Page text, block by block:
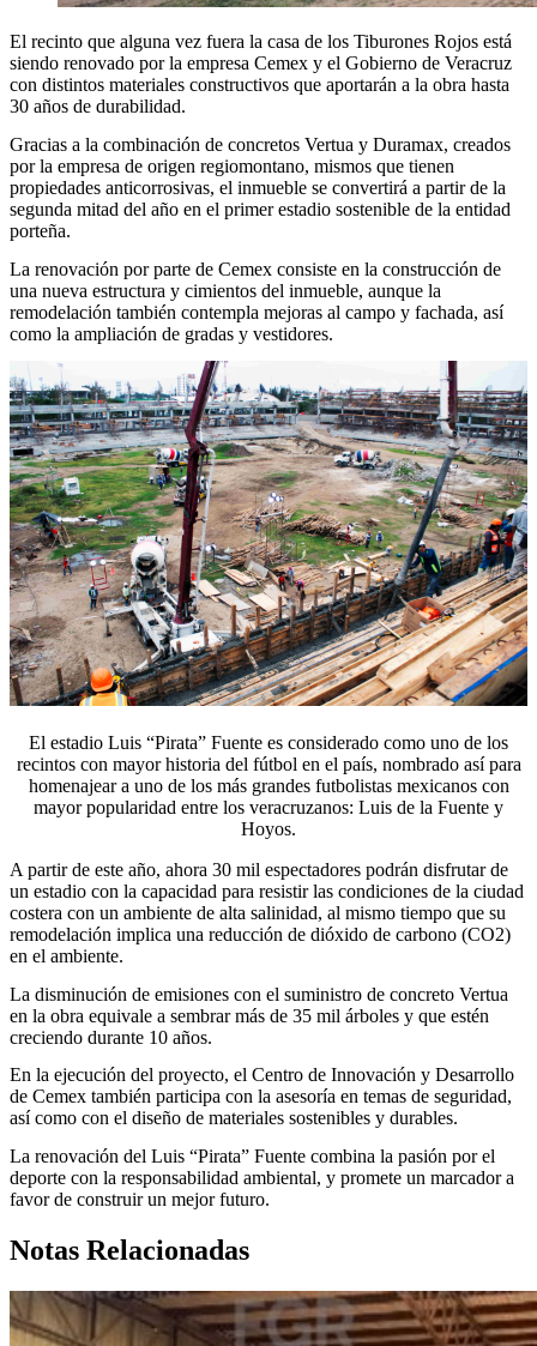
El recinto que alguna vez fuera la casa de los Tiburones Rojos está
siendo renovado por la empresa Cemex y el Gobierno de Veracruz
con distintos materiales constructivos que aportarán a la obra hasta
30 años de durabilidad.
Gracias a la combinación de concretos Vertua y Duramax, creados
por la empresa de origen regiomontano, mismos que tienen
propiedades anticorrosivas, el inmueble se convertirá a partir de la
segunda mitad del año en el primer estadio sostenible de la entidad
porteña.
La renovación por parte de Cemex consiste en la construcción de
una nueva estructura y cimientos del inmueble, aunque la
remodelación también contempla mejoras al campo y fachada, así
como la ampliación de gradas y vestidores.
El estadio Luis “Pirata” Fuente es considerado como uno de los
recintos con mayor historia del fútbol en el país, nombrado así para
homenajear a uno de los más grandes futbolistas mexicanos con
mayor popularidad entre los veracruzanos: Luis de la Fuente y
Hoyos.
A partir de este año, ahora 30 mil espectadores podrán disfrutar de
un estadio con la capacidad para resistir las condiciones de la ciudad
costera con un ambiente de alta salinidad, al mismo tiempo que su
remodelación implica una reducción de dióxido de carbono (CO2)
en el ambiente.
La disminución de emisiones con el suministro de concreto Vertua
en la obra equivale a sembrar más de 35 mil árboles y que estén
creciendo durante 10 años.
En la ejecución del proyecto, el Centro de Innovación y Desarrollo
de Cemex también participa con la asesoría en temas de seguridad,
así como con el diseño de materiales sostenibles y durables.
La renovación del Luis “Pirata” Fuente combina la pasión por el
deporte con la responsabilidad ambiental, y promete un marcador a
favor de construir un mejor futuro.
Notas Relacionadas